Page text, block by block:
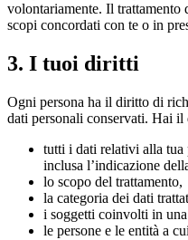
volontariamente. Il trattamento
scopi concordati con te o in
3. I tuoi diritti
Ogni persona ha il diritto di
dati personali conservati. Hai
tutti i dati relativi alla tua
inclusa l’indicazione
lo scopo del trattamento,
la categoria dei dati
i soggetti coinvolti in
le persone e le entità a